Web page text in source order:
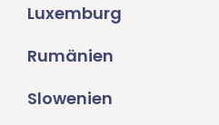
Luxemburg
Rumänien
Slowenien